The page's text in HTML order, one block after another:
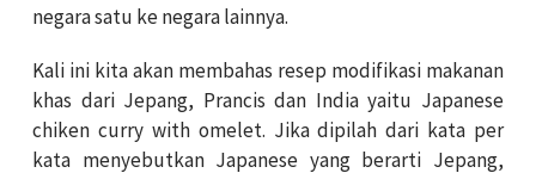
negara satu ke negara lainnya.
Kali ini kita akan membahas resep modifikasi makanan
khas dari Jepang, Prancis dan India yaitu Japanese
chiken curry with omelet. Jika dipilah dari kata per
kata menyebutkan Japanese yang berarti Jepang,